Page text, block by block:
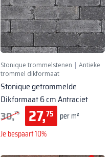
Stonique trommelstenen | Antieke
trommel dikformaat
Stonique getrommelde
Dikformaat 6 cm Antraciet
30,75 27,75
per m²
Je bespaart 10%